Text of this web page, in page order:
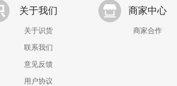
关于我们
关于识货
联系我们
意见反馈
用户协议
商家中心
商家合作